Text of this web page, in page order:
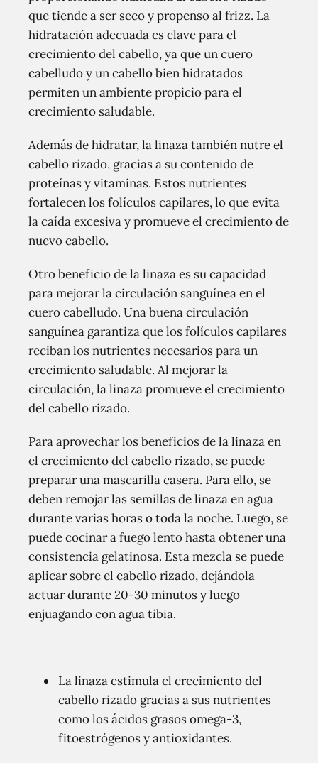
que tiende a ser seco y propenso al frizz. La
hidratación adecuada es clave para el
crecimiento del cabello, ya que un cuero
cabelludo y un cabello bien hidratados
permiten un ambiente propicio para el
crecimiento saludable.
Además de hidratar, la linaza también nutre el
cabello rizado, gracias a su contenido de
proteínas y vitaminas. Estos nutrientes
fortalecen los folículos capilares, lo que evita
la caída excesiva y promueve el crecimiento de
nuevo cabello.
Otro beneficio de la linaza es su capacidad
para mejorar la circulación sanguínea en el
cuero cabelludo. Una buena circulación
sanguínea garantiza que los folículos capilares
reciban los nutrientes necesarios para un
crecimiento saludable. Al mejorar la
circulación, la linaza promueve el crecimiento
del cabello rizado.
Para aprovechar los beneficios de la linaza en
el crecimiento del cabello rizado, se puede
preparar una mascarilla casera. Para ello, se
deben remojar las semillas de linaza en agua
durante varias horas o toda la noche. Luego, se
puede cocinar a fuego lento hasta obtener una
consistencia gelatinosa. Esta mezcla se puede
aplicar sobre el cabello rizado, dejándola
actuar durante 20-30 minutos y luego
enjuagando con agua tibia.
La linaza estimula el crecimiento del
cabello rizado gracias a sus nutrientes
como los ácidos grasos omega-3,
fitoestrógenos y antioxidantes.